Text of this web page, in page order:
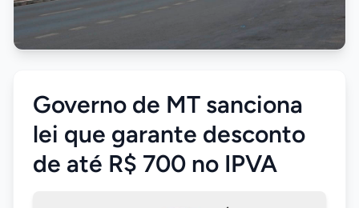
Governo de MT sanciona
lei que garante desconto
de até R$ 700 no IPVA